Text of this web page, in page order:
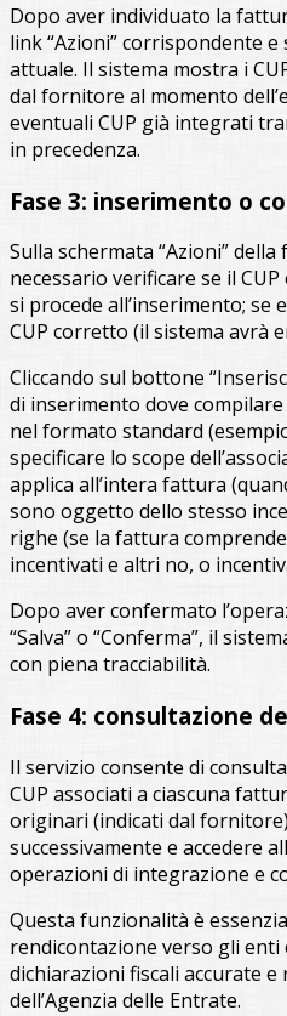
Dopo aver individuato la
link “Azioni” corrispondente
attuale. Il sistema mostra i
dal fornitore al momento
eventuali CUP già integrati
in precedenza.
Fase 3: inserimento o
Sulla schermata “Azioni”
necessario verificare se il
si procede all’inserimento;
CUP corretto (il sistema avrà
Cliccando sul bottone
di inserimento dove
nel formato standard
specificare lo scope
applica all’intera fattura
sono oggetto dello stesso
righe (se la fattura
incentivati e altri no, o
Dopo aver confermato
“Salva” o “Conferma”, il
con piena tracciabilità.
Fase 4: consultazione
Il servizio consente di
CUP associati a ciascuna
originari (indicati dal
successivamente e accedere
operazioni di integrazione e
Questa funzionalità è
rendicontazione verso gli
dichiarazioni fiscali accurate
dell’Agenzia delle Entrate.